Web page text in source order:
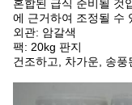
혼합된 급식 준비될 것
에 근거하여 조정될 수
외관: 암갈색
팩: 20kg 판지
건조하고, 차가운, 송풍